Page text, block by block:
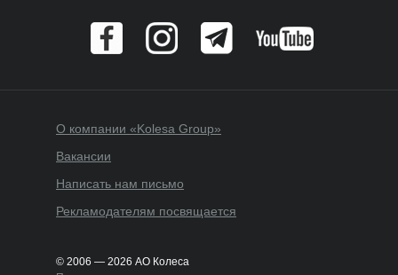
О компании «Kolesa Group»
Вакансии
Написать нам письмо
Рекламодателям посвящается
© 2006 — 2026 АО Колеса